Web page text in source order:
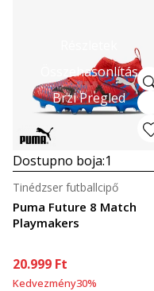
Összehasonlítás
Brzi Pregled
Dostupno boja:1
Puma Future 8 Match
Playmakers
Tinédzser futballcipő
20.999 Ft
Kedvezmény30%